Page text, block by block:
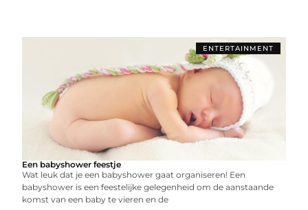
ENTERTAINMENT
Een babyshower feestje
Wat leuk dat je een babyshower gaat organiseren! Een
babyshower is een feestelijke gelegenheid om de aanstaande
komst van een baby te vieren en de